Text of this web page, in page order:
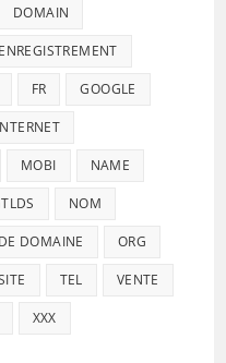
DOMAIN
ENREGISTREMENT
FR GOOGLE
MOBI NAME
NOM
DOMAINE ORG
TEL VENTE
XXX